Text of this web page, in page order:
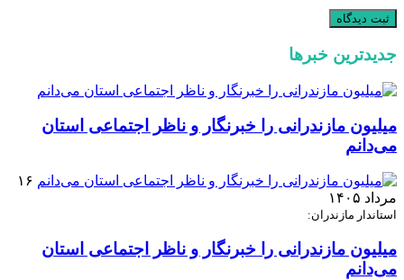
جدیدترین خبرها
میلیون مازندرانی را خبرنگار و ناظر اجتماعی استان
می‌دانم
۱۶
مرداد ۱۴۰۵
استاندار مازندران:
میلیون مازندرانی را خبرنگار و ناظر اجتماعی استان
می‌دانم